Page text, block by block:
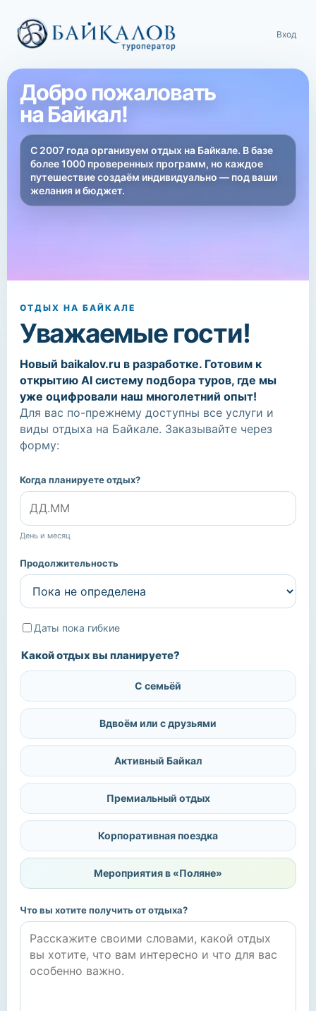
Вход
Добро пожаловать
на Байкал!
С 2007 года организуем отдых на Байкале. В базе
более 1000 проверенных программ, но каждое
путешествие создаём индивидуально — под ваши
желания и бюджет.
ОТДЫХ НА БАЙКАЛЕ
Уважаемые гости!
Новый baikalov.ru в разработке. Готовим к
открытию AI систему подбора туров, где мы
уже оцифровали наш многолетний опыт!
Для вас по-прежнему доступны все услуги и
виды отдыха на Байкале. Заказывайте через
форму:
Когда планируете отдых?
День и месяц
Продолжительность
Даты пока гибкие
Какой отдых вы планируете?
С семьёй
Вдвоём или с друзьями
Активный Байкал
Премиальный отдых
Корпоративная поездка
Мероприятия в «Поляне»
Что вы хотите получить от отдыха?